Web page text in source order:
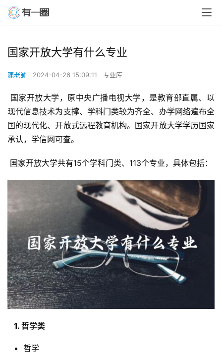
国家开放大学有什么专业
陳老師 2024-04-26 15:09:11 专业库
现代信息技术为支撑、学科门类较为齐全、办学网络遍布全
国的现代化、开放式远程教育机构。国家开放大学学历国家
承认，学信网可查。
国家开放大学共有15个学科门类、113个专业，具体包括：
  1. 哲学类
哲学